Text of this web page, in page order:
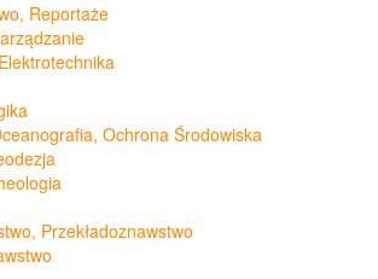
Reportaże
Ochrona Środowiska
Przekładoznawstwo